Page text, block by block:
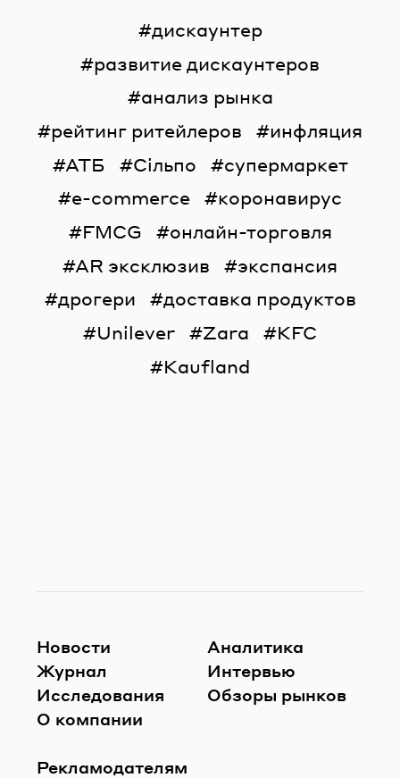
дискаунтер
развитие дискаунтеров
анализ рынка
рейтинг ритейлеров
инфляция
АТБ
Сільпо
супермаркет
e-commerce
коронавирус
FMCG
онлайн-торговля
AR эксклюзив
экспансия
дрогери
доставка продуктов
Unilever
Zara
KFC
Kaufland
Новости
Журнал
Исследования
О компании
Рекламодателям
Аналитика
Интервью
Обзоры рынков